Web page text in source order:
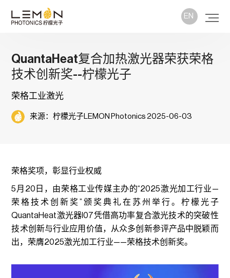
EN
QuantaHeat复合加热激光器荣获荣格
技术创新奖--柠檬光子
荣格工业激光
来源：柠檬光子LEMON Photonics 2025-06-03
荣格奖项，彰显行业权威
5月20日，由荣格工业传媒主办的“2025激光加工行业—
荣格技术创新奖”颁奖典礼在苏州举行。柠檬光子
QuantaHeat激光器I07凭借高功率复合激光技术的突破性
技术创新与行业应用价值，从众多创新参评产品中脱颖而
出，荣膺2025激光加工行业——荣格技术创新奖。